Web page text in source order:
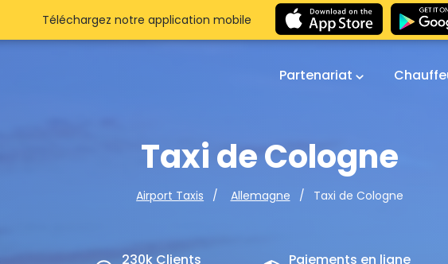
Partenariat
Taxi de Cologne
Airport Taxis Allemagne Taxi de Cologne
230k Clients
Paiements en ligne
Téléchargez notre application mobile